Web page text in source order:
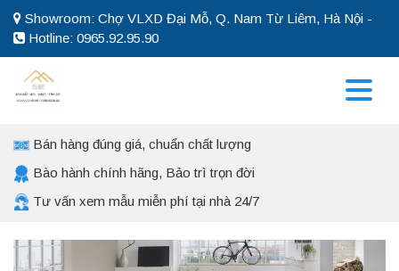
Showroom: Chợ VLXD Đại Mỗ, Q. Nam Từ Liêm, Hà Nội -
Hotline: 0965.92.95.90
Bán hàng đúng giá, chuẩn chất lượng
Bào hành chính hãng, Bảo trì trọn đời
Tư vấn xem mẫu miễn phí tại nhà 24/7